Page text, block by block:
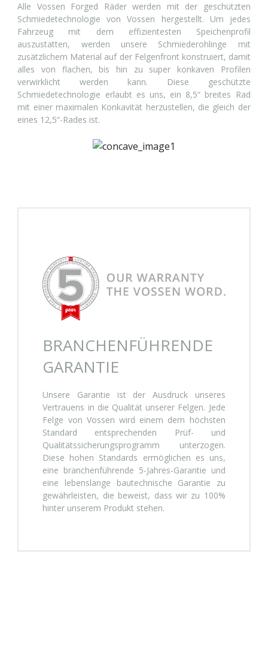
Alle Vossen Forged Räder werden mit der geschützten
Schmiedetechnologie von Vossen hergestellt. Um jedes
Fahrzeug mit dem effizientesten Speichenprofil
auszustatten, werden unsere Schmiederohlinge mit
zusätzlichem Material auf der Felgenfront konstruiert, damit
alles von flachen, bis hin zu super konkaven Profilen
verwirklicht werden kann. Diese geschützte
Schmiedetechnologie erlaubt es uns, ein 8,5“ breites Rad
mit einer maximalen Konkavität herzustellen, die gleich der
eines 12,5“-Rades ist.
BRANCHENFÜHRENDE
GARANTIE
Unsere Garantie ist der Ausdruck unseres
Vertrauens in die Qualität unserer Felgen. Jede
Felge von Vossen wird einem dem höchsten
Standard entsprechenden Prüf- und
Qualitätssicherungsprogramm unterzogen.
Diese hohen Standards ermöglichen es uns,
eine branchenführende 5-Jahres-Garantie und
eine lebenslange bautechnische Garantie zu
gewährleisten, die beweist, dass wir zu 100%
hinter unserem Produkt stehen.